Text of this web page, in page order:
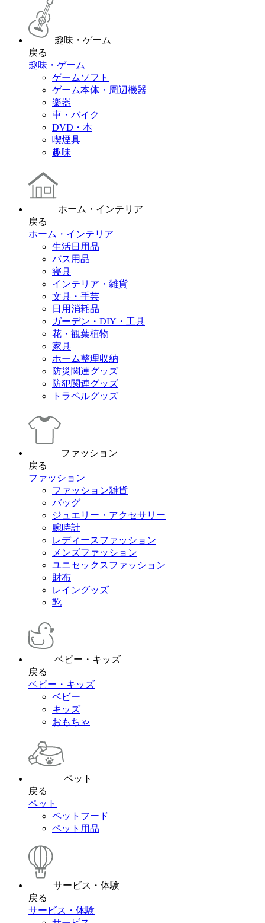
趣味・ゲーム
戻る
趣味・ゲーム
ゲームソフト
ゲーム本体・周辺機器
楽器
車・バイク
DVD・本
喫煙具
趣味
ホーム・インテリア
戻る
ホーム・インテリア
生活日用品
バス用品
寝具
インテリア・雑貨
文具・手芸
日用消耗品
ガーデン・DIY・工具
花・観葉植物
家具
ホーム整理収納
防災関連グッズ
防犯関連グッズ
トラベルグッズ
ファッション
戻る
ファッション
ファッション雑貨
バッグ
ジュエリー・アクセサリー
腕時計
レディースファッション
メンズファッション
ユニセックスファッション
財布
レイングッズ
靴
ベビー・キッズ
戻る
ベビー・キッズ
ベビー
キッズ
おもちゃ
ペット
戻る
ペット
ペットフード
ペット用品
サービス・体験
戻る
サービス・体験